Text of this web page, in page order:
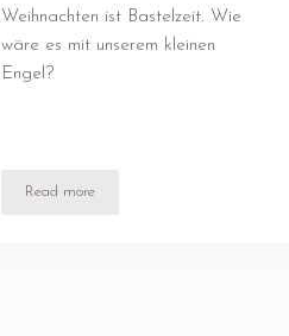
Weihnachten ist Bastelzeit. Wie
wäre es mit unserem kleinen
Engel?
Read moreKleinen Weihnachtsengel basteln